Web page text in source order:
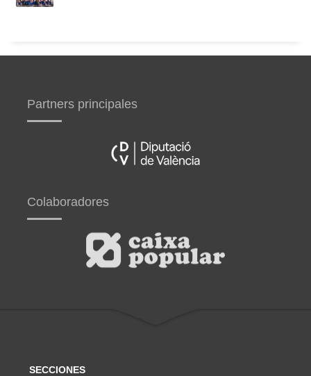
Partners principales
Colaboradores
SECCIONES